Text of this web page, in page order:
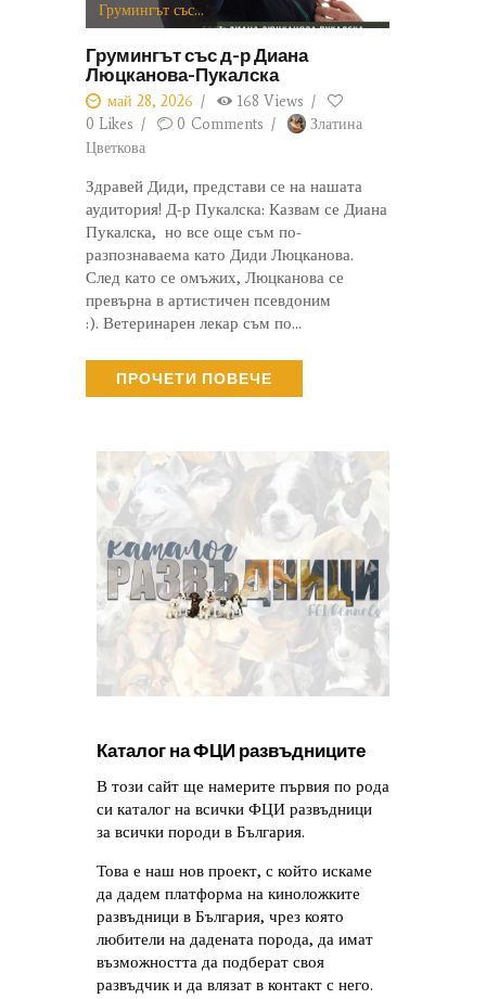
Грумингът със...
Грумингът със д-р Диана
Люцканова-Пукалска
май 28, 2026 168 Views
0 Likes 0 Comments
Златина
Цветкова
Здравей Диди, представи се на нашата
аудитория! Д-р Пукалска: Казвам се Диана
Пукалска, но все още съм по-
разпознаваема като Диди Люцканова.
След като се омъжих, Люцканова се
превърна в артистичен псевдоним
:). Ветеринарен лекар съм по…
ПРОЧЕТИ ПОВЕЧЕ
Каталог на ФЦИ развъдниците
В този сайт ще намерите първия по рода
си каталог на всички ФЦИ развъдници
за всички породи в България.
Това е наш нов проект, с който искаме
да дадем платформа на киноложките
развъдници в България, чрез която
любители на дадената порода, да имат
възможността да подберат своя
развъдчик и да влязат в контакт с него.